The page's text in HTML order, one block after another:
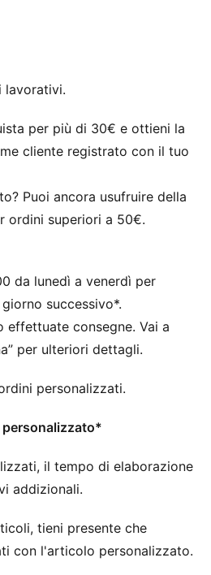
dei Leoni di Teranga.
RE:FIBRE, questo capo è
e altri materiali usati
per la traspirazione
a destra
lavorativi.
per più di 30€ e ottieni la
cliente registrato con il tuo
Puoi ancora usufruire della
ordini superiori a 50€.
da lunedì a venerdì per
successivo*.
effettuate consegne. Vai a
per ulteriori dettagli.
personalizzati.
il tempo di elaborazione
addizionali.
tieni presente che
con l'articolo personalizzato.